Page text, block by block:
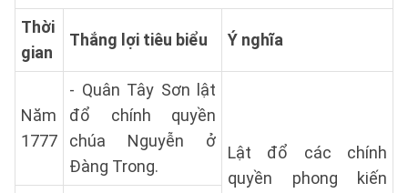
Thời
gian
Thắng lợi tiêu biểu Ý nghĩa
Năm
1777
- Quân Tây Sơn lật
đổ chính quyền
chúa Nguyễn ở
Đàng Trong.
Lật đổ các chính
quyền phong kiến